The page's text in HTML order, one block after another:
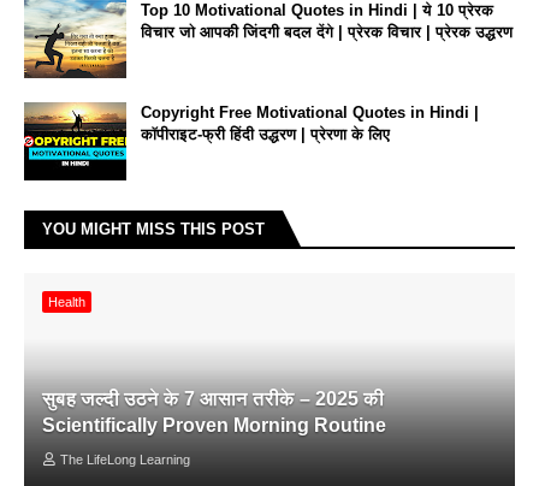
Top 10 Motivational Quotes in Hindi | ये 10 प्रेरक
विचार जो आपकी जिंदगी बदल देंगे | प्रेरक विचार | प्रेरक उद्धरण
Copyright Free Motivational Quotes in Hindi |
कॉपीराइट-फ्री हिंदी उद्धरण | प्रेरणा के लिए
YOU MIGHT MISS THIS POST
Health
सुबह जल्दी उठने के 7 आसान तरीके – 2025 की
Scientifically Proven Morning Routine
The LifeLong Learning